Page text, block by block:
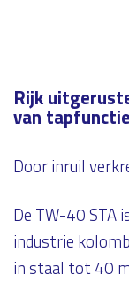
Rijk
van
Door inruil
De TW-40 STA
industrie
in staal tot 40